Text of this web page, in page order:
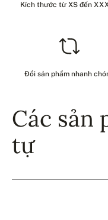
Kích thước từ XS đến
Đổi sản phẩm nhanh
Các sản
tự